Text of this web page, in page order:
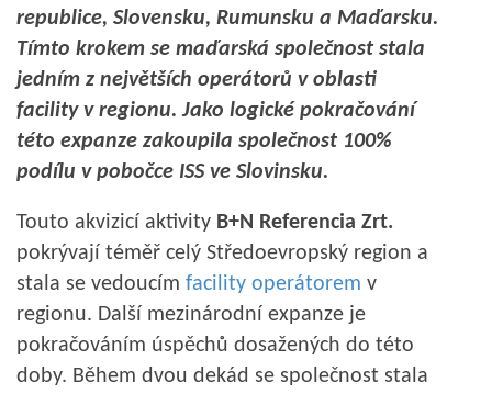
republice, Slovensku, Rumunsku a Maďarsku.
Tímto krokem se maďarská společnost stala
jedním z největších operátorů v oblasti
facility v regionu. Jako logické pokračování
této expanze zakoupila společnost 100%
podílu v pobočce ISS ve Slovinsku.
Touto akvizicí aktivity B+N Referencia Zrt.
pokrývají téměř celý Středoevropský region a
stala se vedoucím facility operátorem v
regionu. Další mezinárodní expanze je
pokračováním úspěchů dosažených do této
doby. Během dvou dekád se společnost stala